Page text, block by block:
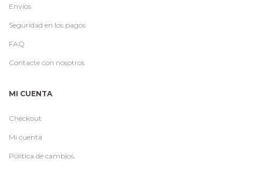
Envíos
Seguridad en los pagos
FAQ
Contacte con nosotros
MI CUENTA
Checkout
Mi cuenta
Política de cambios